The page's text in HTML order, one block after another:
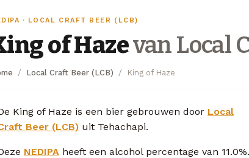
· LOCAL CRAFT BEER (LCB)
of Hazevan Local
Local Craft Beer (LCB) King of Haze
King of Haze is een bier gebrouwen door Local
Beer (LCB) uit Tehachapi.
NEDIPA heeft een alcohol percentage van 11.0%.